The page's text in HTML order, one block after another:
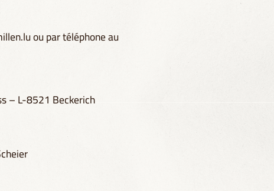
ou par téléphone au
– L-8521 Beckerich